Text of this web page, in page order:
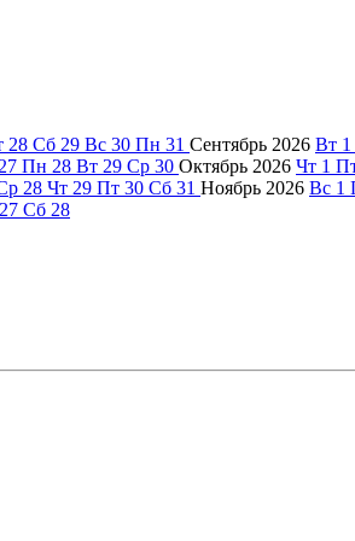
28 Сб 29 Вс 30 Пн 31 Сентябрь 2026 Вт 1
27 Пн 28 Вт 29 Ср 30 Октябрь 2026 Чт 1
28 Чт 29 Пт 30 Сб 31 Ноябрь 2026 Вс 1
27 Сб 28